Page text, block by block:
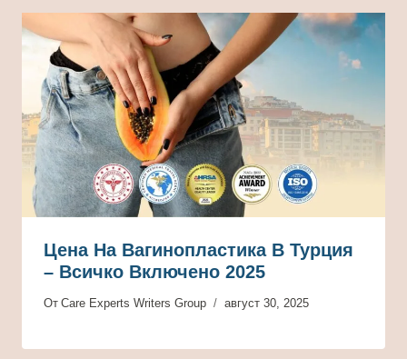
Цена На Вагинопластика В Турция
– Всичко Включено 2025
От Care Experts Writers Group август 30, 2025